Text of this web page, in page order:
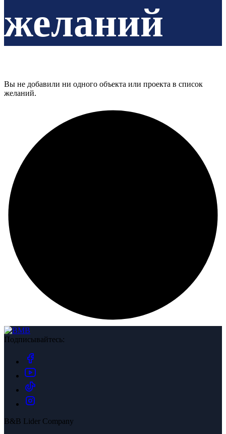
желаний
Вы не добавили ни одного объекта или проекта в список
желаний.
Подписывайтесь:
B&B Lider Company